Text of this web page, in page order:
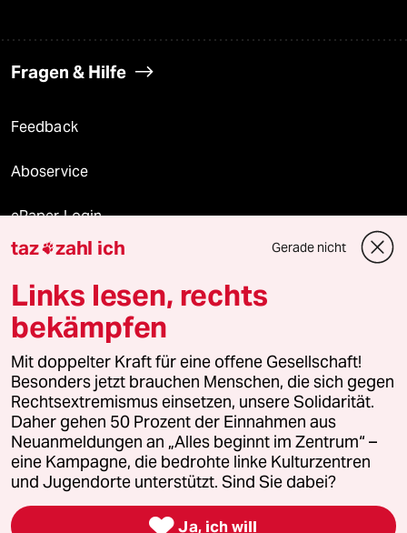
Fragen & Hilfe
Feedback
Aboservice
ePaper Login
Downloads für Abonnierende
© 2026 taz Verlags und Vertriebs GmbH
Alle Rechte vorbehalten. Bei rechtlichen Fragen oder für Genehmigungen
wenden Sie sich bitte an
lizenzen@taz.de
Feedback Redaktionsstatut Kommune-Richtlinien
Leitlinie Informant Datenschutz Impressum AGB
Seitenwende Einwilligungen widerrufen (Ads)
taz zahl ich Gerade nicht
Links lesen, rechts
bekämpfen
Mit doppelter Kraft für eine offene Gesellschaft!
Besonders jetzt brauchen Menschen, die sich gegen
Rechtsextremismus einsetzen, unsere Solidarität.
Daher gehen 50 Prozent der Einnahmen aus
Neuanmeldungen an „Alles beginnt im Zentrum“ –
eine Kampagne, die bedrohte linke Kulturzentren
und Jugendorte unterstützt. Sind Sie dabei?
 Ja, ich will